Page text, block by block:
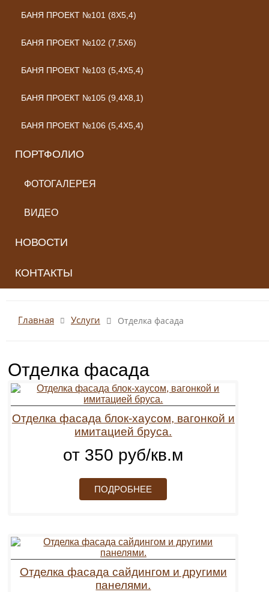
БАНЯ ПРОЕКТ №101 (8X5,4)
БАНЯ ПРОЕКТ №102 (7,5X6)
БАНЯ ПРОЕКТ №103 (5,4X5,4)
БАНЯ ПРОЕКТ №105 (9,4X8,1)
БАНЯ ПРОЕКТ №106 (5,4X5,4)
ПОРТФОЛИО
ФОТОГАЛЕРЕЯ
ВИДЕО
НОВОСТИ
КОНТАКТЫ
Главная Услуги Отделка фасада
Отделка фасада
Отделка фасада блок-хаусом, вагонкой и
имитацией бруса.
от 350 руб/кв.м
ПОДРОБНЕЕ
Отделка фасада сайдингом и другими
панелями.